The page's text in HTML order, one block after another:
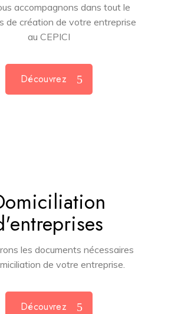
accompagnons dans tout le
de création de votre entreprise
au CEPICI
Découvrez
les documents nécessaires
de votre entreprise.
Découvrez